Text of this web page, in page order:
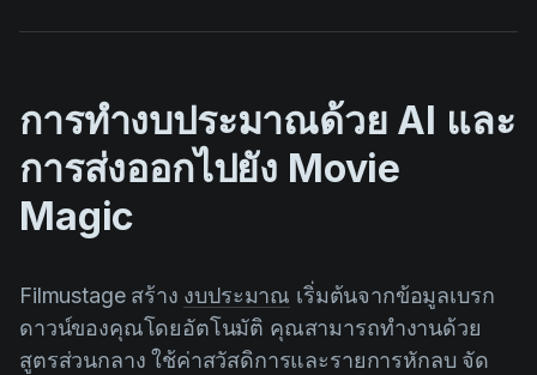
การทำงบประมาณด้วย AI และ
การส่งออกไปยัง Movie
Magic
Filmustage สร้าง งบประมาณ เริ่มต้นจากข้อมูลเบรก
ดาวน์ของคุณโดยอัตโนมัติ คุณสามารถทำงานด้วย
สูตรส่วนกลาง ใช้ค่าสวัสดิการและรายการหักลบ จัด